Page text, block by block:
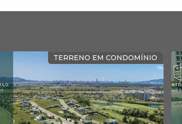
TERRENO EM CONDOMÍNIO